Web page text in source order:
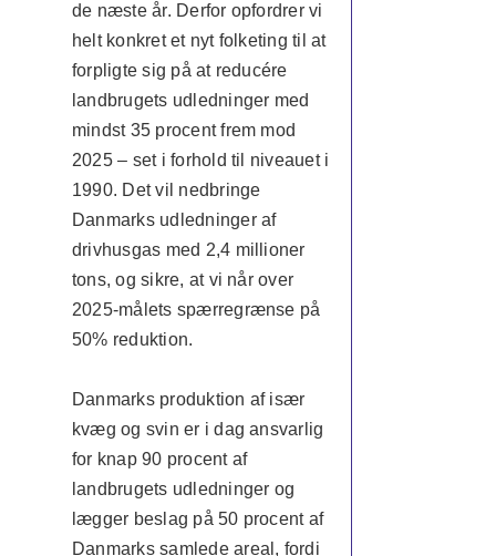
de næste år. Derfor opfordrer vi
helt konkret et nyt folketing til at
forpligte sig på at reducére
landbrugets udledninger med
mindst 35 procent frem mod
2025 – set i forhold til niveauet i
1990. Det vil nedbringe
Danmarks udledninger af
drivhusgas med 2,4 millioner
tons, og sikre, at vi når over
2025-målets spærregrænse på
50% reduktion.
Danmarks produktion af især
kvæg og svin er i dag ansvarlig
for knap 90 procent af
landbrugets udledninger og
lægger beslag på 50 procent af
Danmarks samlede areal, fordi